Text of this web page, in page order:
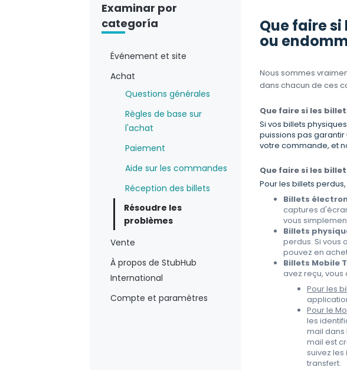
Examinar por
categoría
Événement et site
Achat
Questions générales
Règles de base sur
l'achat
Paiement
Aide sur les commandes
Réception des billets
Résoudre les
problèmes
Vente
À propos de StubHub
International
Compte et paramètres
Que faire
ou
Nous sommes
dans chacun de ces
Que faire si les
Si vos billets
puissions pas
votre commande, et
Que faire si les
Pour les billets
Billets
captures
vous
Billets
perdus. Si vous
pouvez en
Billets Mobile
avez reçu, vous
Pour les
Pour le
les
mail dans
mail est
suivez
transfert.